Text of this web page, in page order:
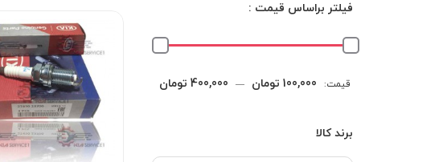
فیلتر براساس قیمت :
حداکثر
قیمت: 100,000 تومان — 400,000 تومان
برند کالا